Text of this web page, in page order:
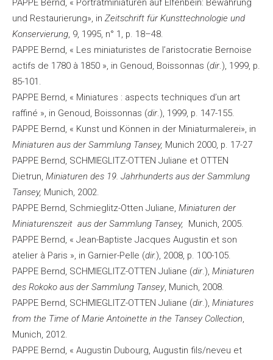
PAPPE Bernd, « Porträtminiaturen auf Elfenbein: Bewahrung
und Restaurierung», in Zeitschrift für Kunsttechnologie und
Konservierung, 9, 1995, n° 1, p. 18–48.
PAPPE Bernd, « Les miniaturistes de l’aristocratie Bernoise
actifs de 1780 à 1850 », in Genoud, Boissonnas (dir.), 1999, p.
85-101.
PAPPE Bernd, « Miniatures : aspects techniques d’un art
raffiné », in Genoud, Boissonnas (dir.), 1999, p. 147-155.
PAPPE Bernd, « Kunst und Können in der Miniaturmalerei», in
Miniaturen aus der Sammlung Tansey, Munich 2000, p. 17-27
PAPPE Bernd, SCHMIEGLITZ-OTTEN Juliane et OTTEN
Dietrun, Miniaturen des 19. Jahrhunderts aus der Sammlung
Tansey, Munich, 2002.
PAPPE Bernd, Schmieglitz-Otten Juliane, Miniaturen der
Miniaturenszeit aus der Sammlung Tansey, Munich, 2005.
PAPPE Bernd, « Jean-Baptiste Jacques Augustin et son
atelier à Paris », in Garnier-Pelle (dir.), 2008, p. 100-105.
PAPPE Bernd, SCHMIEGLITZ-OTTEN Juliane (dir.), Miniaturen
des Rokoko aus der Sammlung Tansey, Munich, 2008.
PAPPE Bernd, SCHMIEGLITZ-OTTEN Juliane (dir.), Miniatures
from the Time of Marie Antoinette in the Tansey Collection,
Munich, 2012.
PAPPE Bernd, « Augustin Dubourg, Augustin fils/neveu et